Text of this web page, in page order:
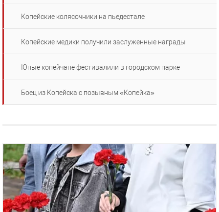
Копейские колясочники на пьедестале
Копейские медики получили заслуженные награды
Юные копейчане фестивалили в городском парке
Боец из Копейска с позывным «Копейка»